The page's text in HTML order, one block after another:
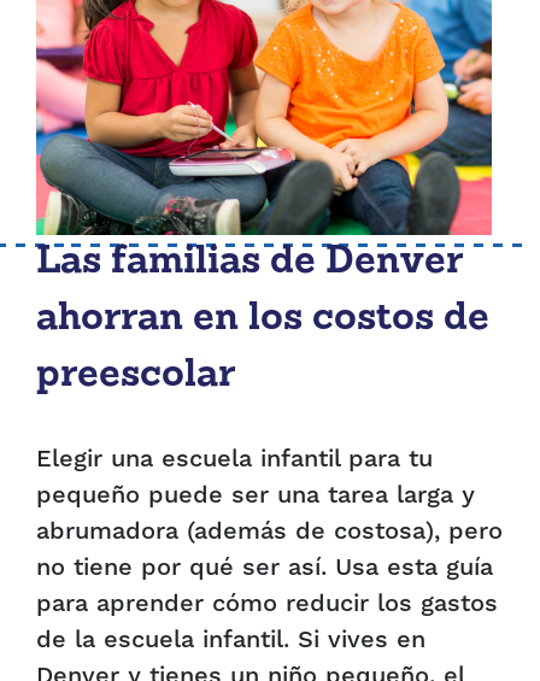
Las familias de Denver
ahorran en los costos de
preescolar
Elegir una escuela infantil para tu
pequeño puede ser una tarea larga y
abrumadora (además de costosa), pero
no tiene por qué ser así. Usa esta guía
para aprender cómo reducir los gastos
de la escuela infantil. Si vives en